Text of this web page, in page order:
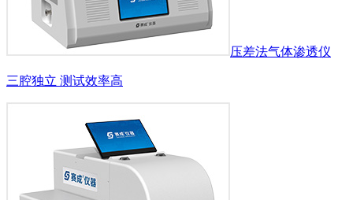
压差法气体渗透仪
三腔独立 测试效率高